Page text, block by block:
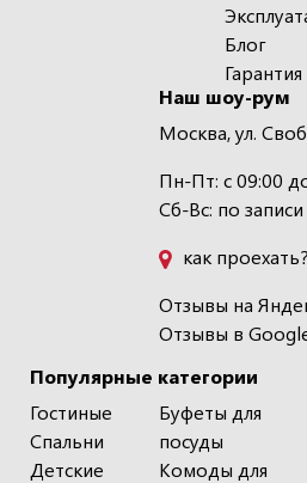
Популярные категории
Гостиные
Спальни
Детские
Буфеты для
посуды
Комоды для
Блог
Наш шоу-рум
Москва, ул.
Пн-Пт: с 09:00
Сб-Вс: по записи
как проехать?
Отзывы на
Отзывы в